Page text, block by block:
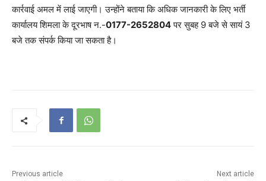
कार्रवाई अमल में लाई जाएगी। उन्होंने बताया कि अधिक जानकारी के लिए भर्ती
कार्यालय शिमला के दूरभाष न.-0177-2652804पर सुबह 9 बजे से सायं 3
बजे तक संपर्क किया जा सकता है।
Previous article Next article